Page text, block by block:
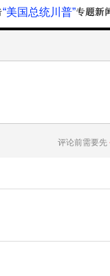
“美国总统川普”
评论前需要先